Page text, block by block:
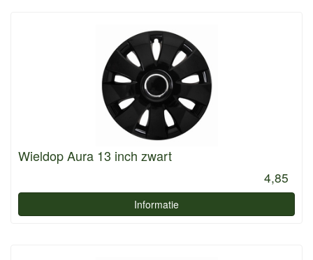
Wieldop Aura 13 inch zwart
4,85
Informatie